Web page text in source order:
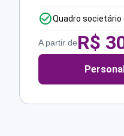
Quadro
A partir deR$